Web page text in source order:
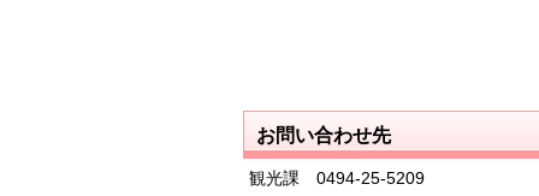
お問い合わせ先
観光課 0494‐25‐5209